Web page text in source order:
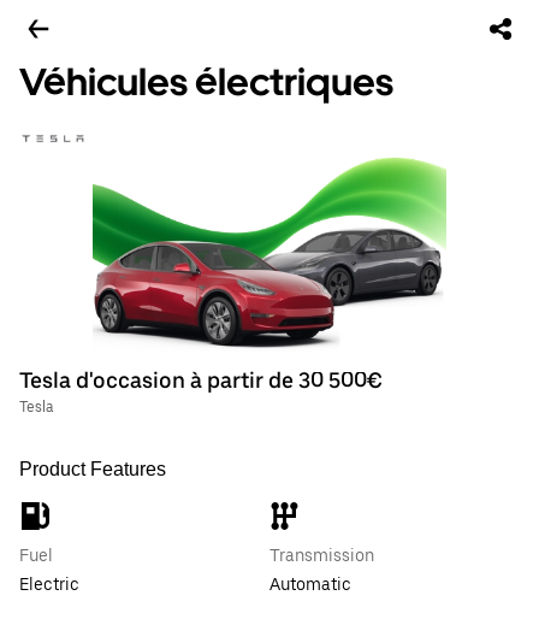
Véhicules électriques
Tesla d'occasion à partir de 30 500€
Tesla
Product Features
Fuel
Electric
Transmission
Automatic